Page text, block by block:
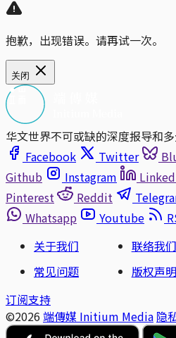
抱歉，出现错误。请再试一次。
关闭
华文世界不可或缺的深度报导和
Facebook
Twitter
Github
Instagram
Pinterest
Reddit
Whatsapp
Youtube
关于我们
联络我们
常见问题
版权声明
订阅支持
©2026 端傳媒 Initium Media 隐